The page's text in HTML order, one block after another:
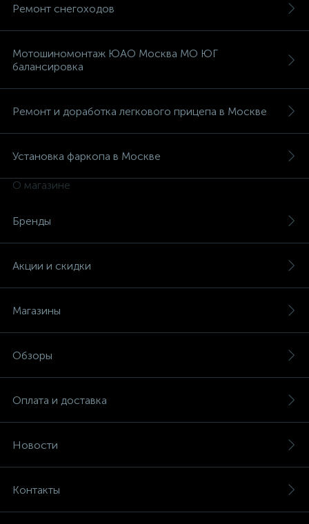
Ремонт снегоходов
Мотошиномонтаж ЮАО Москва МО ЮГ
балансировка
Ремонт и доработка легкового прицепа в Москве
Установка фаркопа в Москве
О магазине
Бренды
Акции и скидки
Магазины
Обзоры
Оплата и доставка
Новости
Контакты